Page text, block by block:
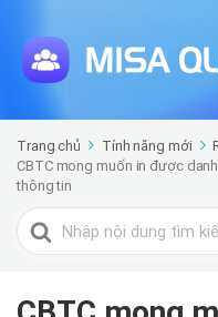
Trang chủ Tính năng mới
CBTC mong muốn in được
thông tin
Tìm
kiếm